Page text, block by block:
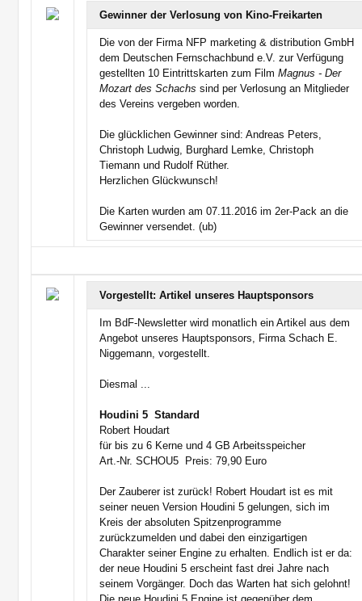
Gewinner der Verlosung von Kino-Freikarten
Die von der Firma NFP marketing & distribution GmbH
dem Deutschen Fernschachbund e.V. zur Verfügung
gestellten 10 Eintrittskarten zum FilmMagnus - Der
Mozart des Schachs sind per Verlosung an Mitglieder
des Vereins vergeben worden.
Die glücklichen Gewinner sind: Andreas Peters,
Christoph Ludwig, Burghard Lemke, Christoph
Tiemann und Rudolf Rüther.
Herzlichen Glückwunsch!
Die Karten wurden am 07.11.2016 im 2er-Pack an die
Gewinner versendet. (ub)
Vorgestellt: Artikel unseres Hauptsponsors
Im BdF-Newsletter wird monatlich ein Artikel aus dem
Angebot unseres Hauptsponsors, Firma Schach E.
Niggemann, vorgestellt.
Diesmal ...
Houdini 5  Standard
Robert Houdart
für bis zu 6 Kerne und 4 GB Arbeitsspeicher
Art.-Nr. SCHOU5  Preis: 79,90 Euro
Der Zauberer ist zurück! Robert Houdart ist es mit
seiner neuen Version Houdini 5 gelungen, sich im
Kreis der absoluten Spitzenprogramme
zurückzumelden und dabei den einzigartigen
Charakter seiner Engine zu erhalten. Endlich ist er da:
der neue Houdini 5 erscheint fast drei Jahre nach
seinem Vorgänger. Doch das Warten hat sich gelohnt!